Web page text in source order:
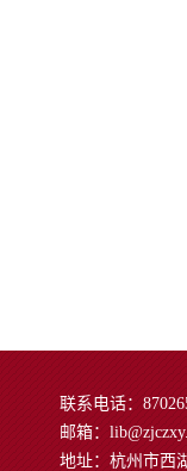
联系电话：
邮箱：
地址：杭州市西